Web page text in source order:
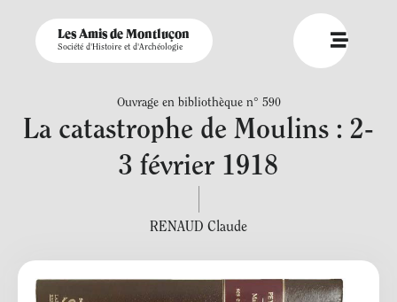
Les Amis de Montluçon
Société d'Histoire et d'Archéologie
Ouvrage en bibliothèque n° 590
La catastrophe de Moulins : 2-
3 février 1918
RENAUD Claude